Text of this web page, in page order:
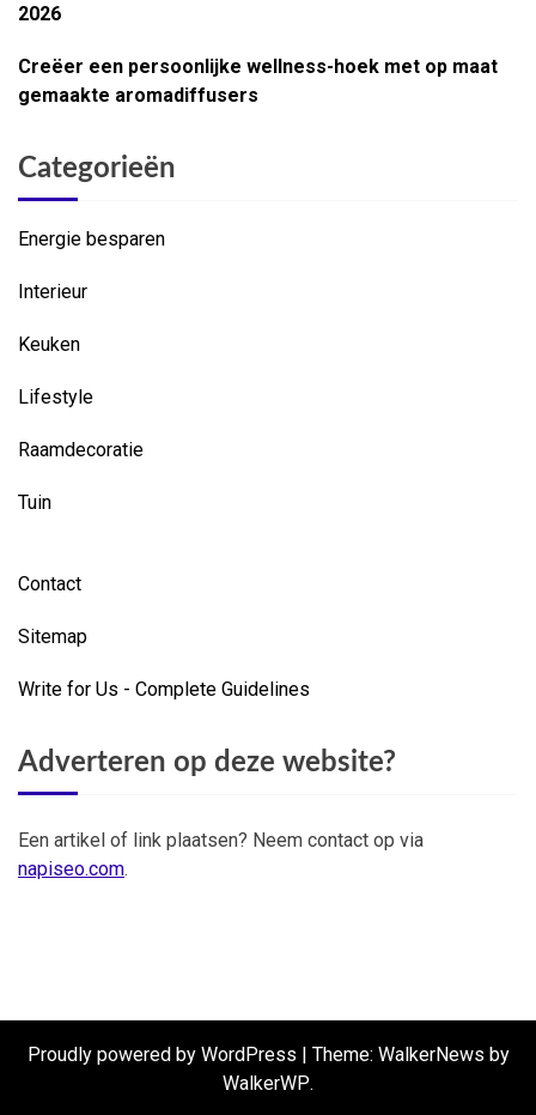
2026
Creëer een persoonlijke wellness-hoek met op maat
gemaakte aromadiffusers
Categorieën
Energie besparen
Interieur
Keuken
Lifestyle
Raamdecoratie
Tuin
Contact
Sitemap
Write for Us - Complete Guidelines
Adverteren op deze website?
Een artikel of link plaatsen? Neem contact op via
napiseo.com.
Proudly powered by WordPress | Theme: WalkerNews by
WalkerWP.